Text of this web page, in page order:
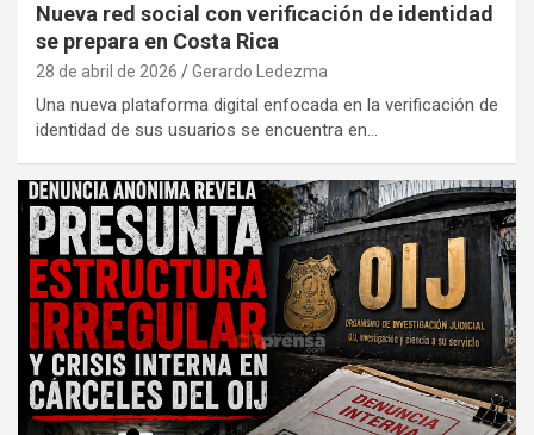
Nueva red social con verificación de identidad
se prepara en Costa Rica
28 de abril de 2026 Gerardo Ledezma
Una nueva plataforma digital enfocada en la verificación de
identidad de sus usuarios se encuentra en…